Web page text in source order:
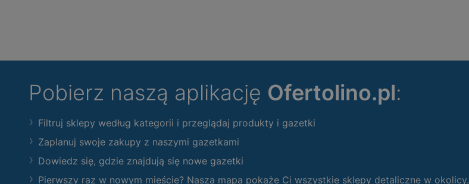
Pobierz naszą aplikację Ofertolino.pl:
Filtruj sklepy według kategorii i przeglądaj produkty i gazetki
Zaplanuj swoje zakupy z naszymi gazetkami
Dowiedz się, gdzie znajdują się nowe gazetki
Pierwszy raz w nowym mieście? Nasza mapa pokaże Ci wszystkie sklepy detaliczne w okolicy.